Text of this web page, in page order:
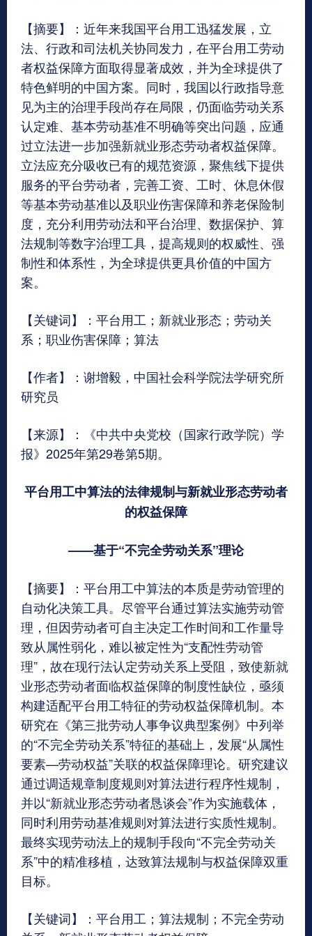
【摘要】：近年来我国平台用工迅猛发展，立
法、行政和司法机关协同发力，在平台用工劳动
者权益保障方面取得显著成效，并为全球提供了
特色鲜明的中国方案。同时，我国以行政指导意
见为主的治理手段尚存在局限，仍面临劳动关系
认定难、基本劳动基准不明确等突出问题，应通
过立法进一步加强新就业形态劳动者权益保障。
立法应充分吸收已有的规范资源，聚焦线下提供
服务的平台劳动者，完善工资、工时、休息休假
等基本劳动基准以及职业伤害保障和养老保险制
度，充分利用劳动法和平台治理、数据保护、算
法规制等数字治理工具，提高规则的权威性、强
制性和体系性，为全球提供更具价值的中国方
案。
【关键词】：平台用工；新就业形态；劳动关
系；职业伤害保障；算法
【作者】：谢增毅，中国社会科学院法学研究所
研究员
【来源】：《中共中央党校（国家行政学院）学
报》2025年第29卷第5期。
平台用工中算法的法律规制与新就业形态劳动者
的权益保障
——基于“不完全劳动关系”理论
【摘要】：平台用工中算法的本质是劳动管理的
自动化决策工具。尽管平台通过算法实施劳动管
理，但因劳动者可自主决定工作时间和工作量导
致从属性弱化，难以被定性为“支配性劳动管
理”，故在现行法认定劳动关系上受阻，致使新就
业形态劳动者面临权益保障的制度性缺位，亟须
构建适配平台用工特征的劳动权益保障机制。本
研究在《第三批劳动人事争议典型案例》中列举
的“不完全劳动关系”特征的基础上，发展“从属性
要素—劳动权益”关联的权益保障理论。研究建议
通过调适规章制度规则对算法进行程序性规制，
并以“新就业形态劳动者恳谈会”作为实施载体，
同时利用劳动基准规则对算法进行实质性规制。
最终实现劳动法上的规制手段向“不完全劳动关
系”中的精准移植，达致算法规制与权益保障双重
目标。
【关键词】：平台用工；算法规制；不完全劳动